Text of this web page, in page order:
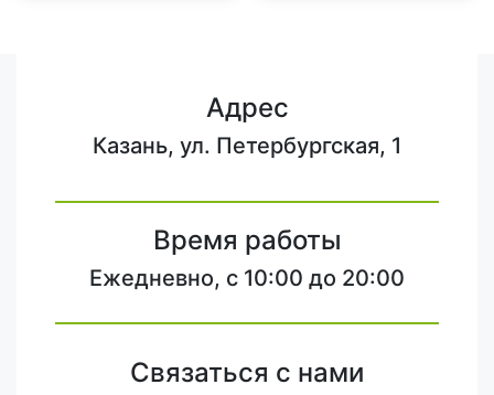
Адрес
Казань, ул. Петербургская, 1
Время работы
Ежедневно, с 10:00 до 20:00
Связаться с нами